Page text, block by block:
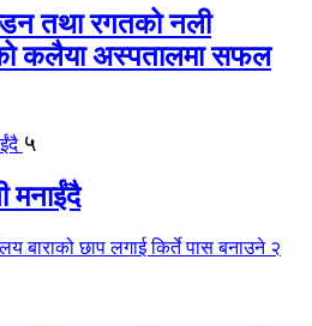
तथा रगतको नली
कलैया अस्पतालमा सफल
५
मनाईंदै